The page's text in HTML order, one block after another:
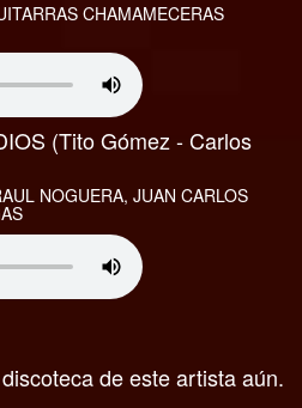
CHAMAMECERAS
(Tito Gómez - Carlos
NOGUERA, JUAN CARLOS
de este artista aún.